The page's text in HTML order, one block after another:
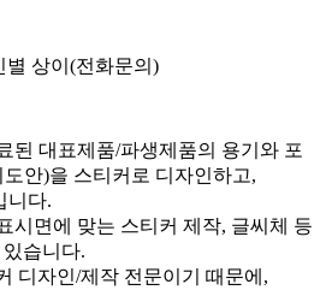
별 상이(전화문의)
된 대표제품/파생제품의 용기와 포
안)을 스티커로 디자인하고,
니다.
시면에 맞는 스티커 제작, 글씨체 등
습니다.
디자인/제작 전문이기 때문에,